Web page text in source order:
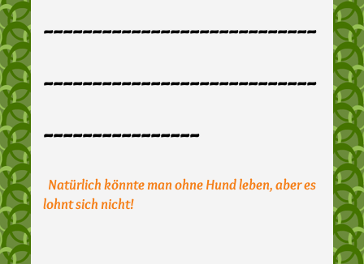
----------------------------
----------------------------
----------------
Natürlich könnte man ohne Hund leben, aber es
lohnt sich nicht!